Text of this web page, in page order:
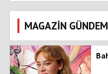
MAGAZİN